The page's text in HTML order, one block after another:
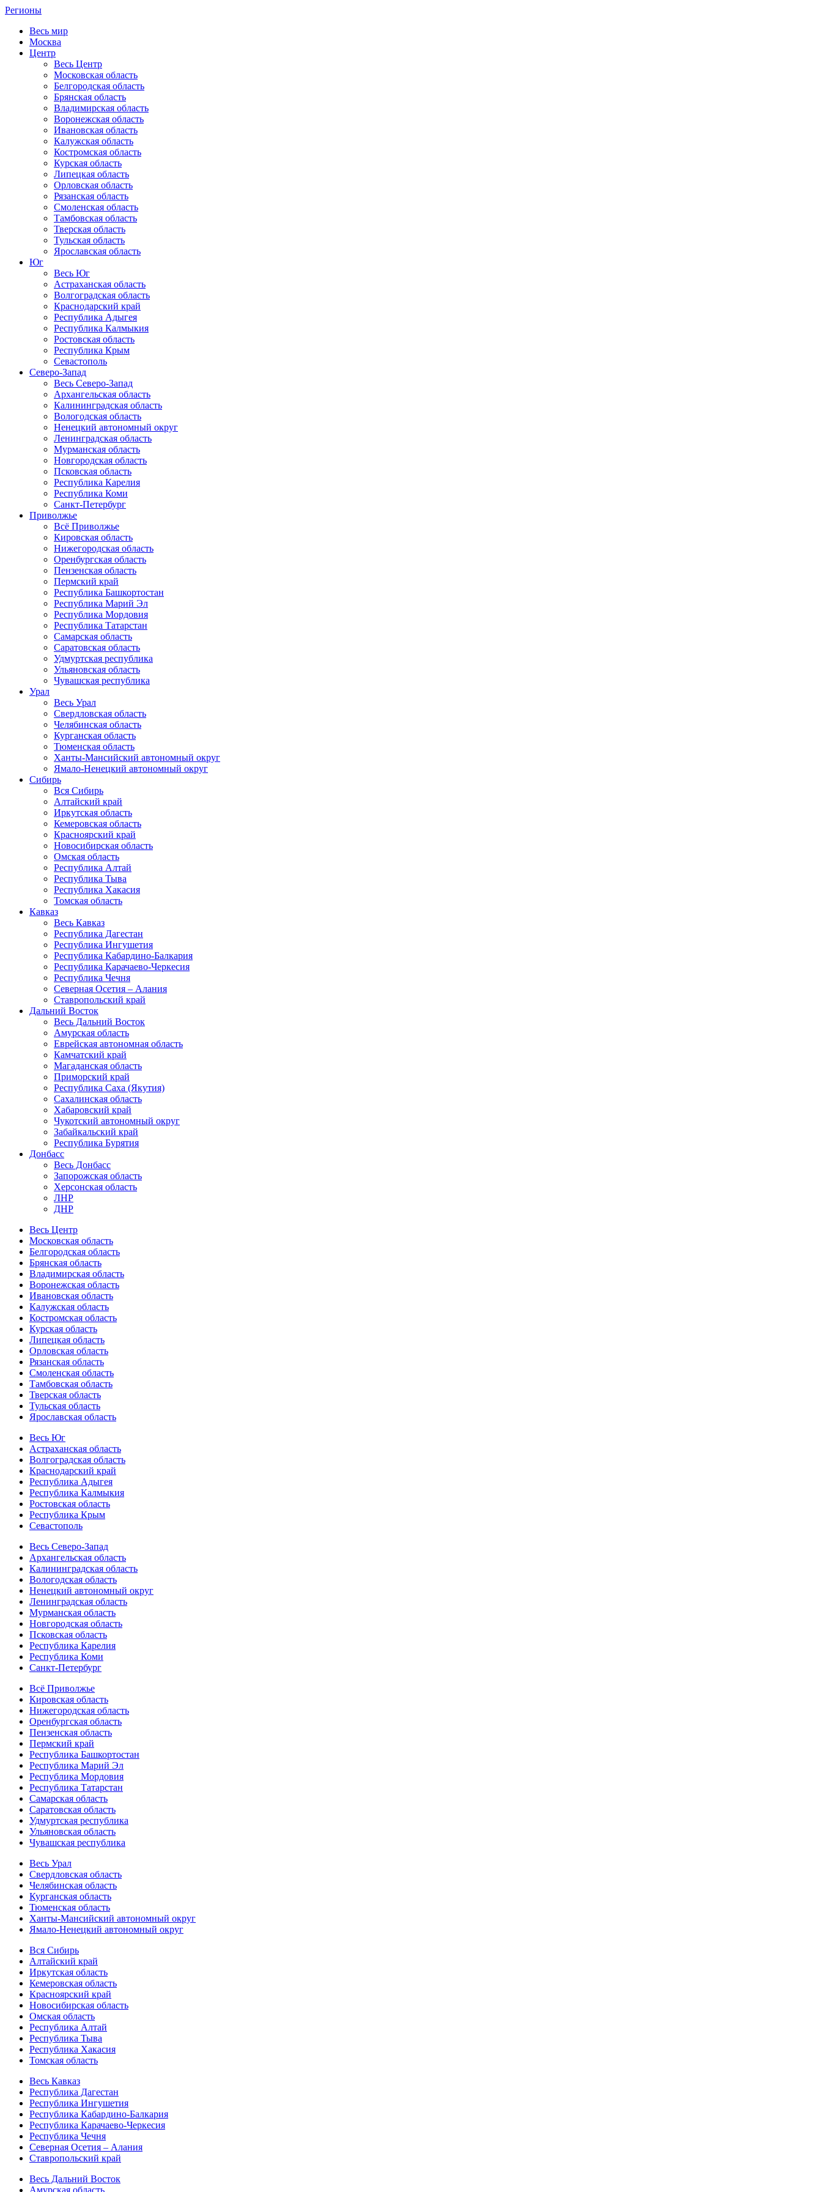
Регионы
Весь мир
Москва
Центр
Весь Центр
Московская область
Белгородская область
Брянская область
Владимирская область
Воронежская область
Ивановская область
Калужская область
Костромская область
Курская область
Липецкая область
Орловская область
Рязанская область
Смоленская область
Тамбовская область
Тверская область
Тульская область
Ярославская область
Юг
Весь Юг
Астраханская область
Волгоградская область
Краснодарский край
Республика Адыгея
Республика Калмыкия
Ростовская область
Республика Крым
Севастополь
Северо-Запад
Весь Северо-Запад
Архангельская область
Калининградская область
Вологодская область
Ненецкий автономный округ
Ленинградская область
Мурманская область
Новгородская область
Псковская область
Республика Карелия
Республика Коми
Санкт-Петербург
Приволжье
Всё Приволжье
Кировская область
Нижегородская область
Оренбургская область
Пензенская область
Пермский край
Республика Башкортостан
Республика Марий Эл
Республика Мордовия
Республика Татарстан
Самарская область
Саратовская область
Удмуртская республика
Ульяновская область
Чувашская республика
Урал
Весь Урал
Свердловская область
Челябинская область
Курганская область
Тюменская область
Ханты-Мансийский автономный округ
Ямало-Ненецкий автономный округ
Сибирь
Вся Сибирь
Алтайский край
Иркутская область
Кемеровская область
Красноярский край
Новосибирская область
Омская область
Республика Алтай
Республика Тыва
Республика Хакасия
Томская область
Кавказ
Весь Кавказ
Республика Дагестан
Республика Ингушетия
Республика Кабардино-Балкария
Республика Карачаево-Черкесия
Республика Чечня
Северная Осетия – Алания
Ставропольский край
Дальний Восток
Весь Дальний Восток
Амурская область
Еврейская автономная область
Камчатский край
Магаданская область
Приморский край
Республика Саха (Якутия)
Сахалинская область
Хабаровский край
Чукотский автономный округ
Забайкальский край
Республика Бурятия
Донбасс
Весь Донбасс
Запорожская область
Херсонская область
ЛНР
ДНР
Весь Центр
Московская область
Белгородская область
Брянская область
Владимирская область
Воронежская область
Ивановская область
Калужская область
Костромская область
Курская область
Липецкая область
Орловская область
Рязанская область
Смоленская область
Тамбовская область
Тверская область
Тульская область
Ярославская область
Весь Юг
Астраханская область
Волгоградская область
Краснодарский край
Республика Адыгея
Республика Калмыкия
Ростовская область
Республика Крым
Севастополь
Весь Северо-Запад
Архангельская область
Калининградская область
Вологодская область
Ненецкий автономный округ
Ленинградская область
Мурманская область
Новгородская область
Псковская область
Республика Карелия
Республика Коми
Санкт-Петербург
Всё Приволжье
Кировская область
Нижегородская область
Оренбургская область
Пензенская область
Пермский край
Республика Башкортостан
Республика Марий Эл
Республика Мордовия
Республика Татарстан
Самарская область
Саратовская область
Удмуртская республика
Ульяновская область
Чувашская республика
Весь Урал
Свердловская область
Челябинская область
Курганская область
Тюменская область
Ханты-Мансийский автономный округ
Ямало-Ненецкий автономный округ
Вся Сибирь
Алтайский край
Иркутская область
Кемеровская область
Красноярский край
Новосибирская область
Омская область
Республика Алтай
Республика Тыва
Республика Хакасия
Томская область
Весь Кавказ
Республика Дагестан
Республика Ингушетия
Республика Кабардино-Балкария
Республика Карачаево-Черкесия
Республика Чечня
Северная Осетия – Алания
Ставропольский край
Весь Дальний Восток
Амурская область